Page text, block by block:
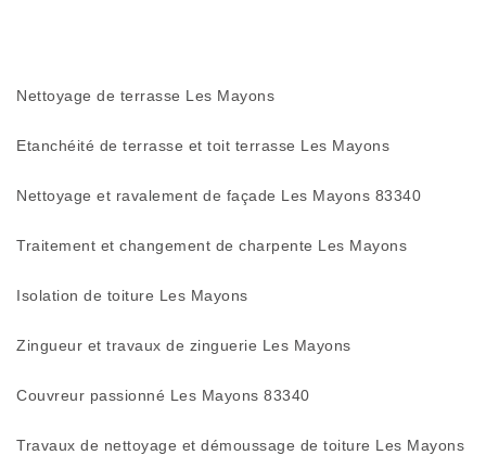
Nettoyage de terrasse Les Mayons
Etanchéité de terrasse et toit terrasse Les Mayons
Nettoyage et ravalement de façade Les Mayons 83340
Traitement et changement de charpente Les Mayons
Isolation de toiture Les Mayons
Zingueur et travaux de zinguerie Les Mayons
Couvreur passionné Les Mayons 83340
Travaux de nettoyage et démoussage de toiture Les Mayons